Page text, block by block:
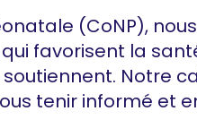
(CoNP),
favorisent la
Notre
tenir informé et